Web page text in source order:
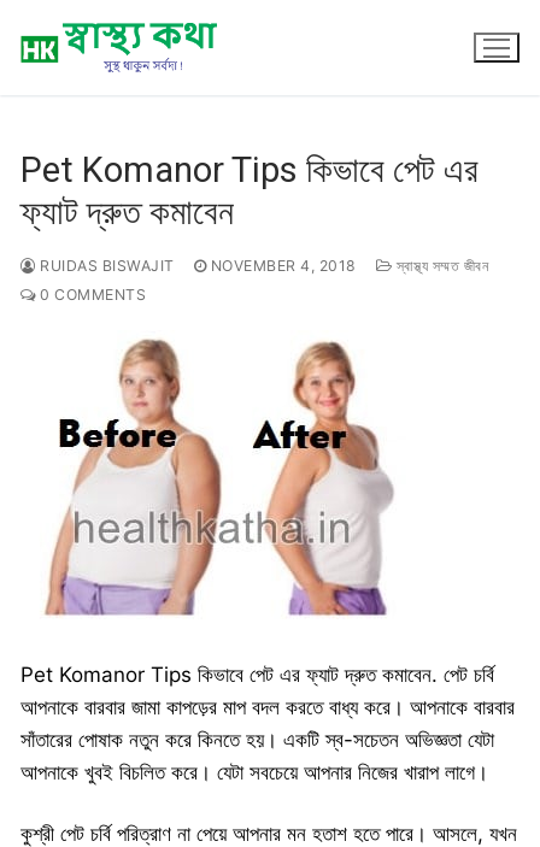
Pet Komanor Tips কিভাবে পেট এর
ফ্যাট দ্রুত কমাবেন
RUIDAS BISWAJIT NOVEMBER 4, 2018
স্বাস্থ্য সম্মত জীবন
0 COMMENTS
Pet Komanor Tips কিভাবে পেট এর ফ্যাট দ্রুত কমাবেন. পেট চর্বি
আপনাকে বারবার জামা কাপড়ের মাপ বদল করতে বাধ্য করে। আপনাকে বারবার
সাঁতারের পোষাক নতুন করে কিনতে হয়। একটি স্ব-সচেতন অভিজ্ঞতা যেটা
আপনাকে খুবই বিচলিত করে। যেটা সবচেয়ে আপনার নিজের খারাপ লাগে।
কুশ্রী পেট চর্বি পরিত্রাণ না পেয়ে আপনার মন হতাশ হতে পারে। আসলে, যখন